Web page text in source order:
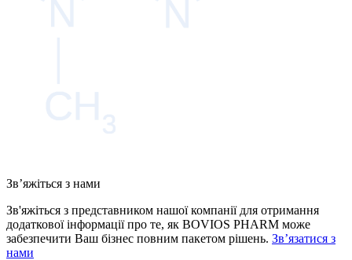
Зв’яжіться з нами
Зв'яжіться з представником нашої компанії для отримання
додаткової інформації про те, як BOVIOS PHARM може
забезпечити Ваш бізнес повним пакетом рішень. Зв’язатися з
нами